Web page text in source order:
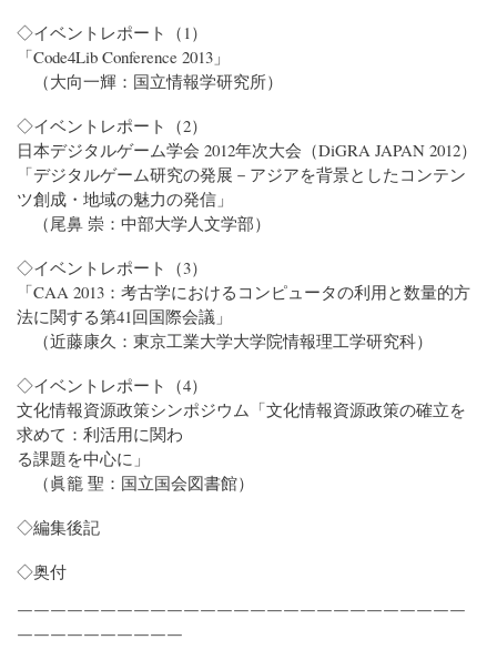
◇イベントレポート（1）
「Code4Lib Conference 2013」
（大向一輝：国立情報学研究所）
◇イベントレポート（2）
日本デジタルゲーム学会 2012年次大会（DiGRA JAPAN 2012）
「デジタルゲーム研究の発展－アジアを背景としたコンテン
ツ創成・地域の魅力の発信」
（尾鼻 崇：中部大学人文学部）
◇イベントレポート（3）
「CAA 2013：考古学におけるコンピュータの利用と数量的方
法に関する第41回国際会議」
（近藤康久：東京工業大学大学院情報理工学研究科）
◇イベントレポート（4）
文化情報資源政策シンポジウム「文化情報資源政策の確立を
求めて：利活用に関わ
る課題を中心に」
（眞籠 聖：国立国会図書館）
◇編集後記
◇奥付
￣￣￣￣￣￣￣￣￣￣￣￣￣￣￣￣￣￣￣￣￣￣￣￣￣￣￣
￣￣￣￣￣￣￣￣￣￣